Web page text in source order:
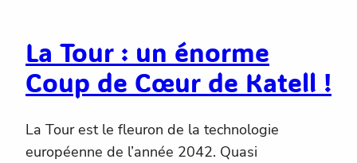
La Tour : un énorme
Coup de Cœur de Katell !
La Tour est le fleuron de la technologie
européenne de l’année 2042. Quasi